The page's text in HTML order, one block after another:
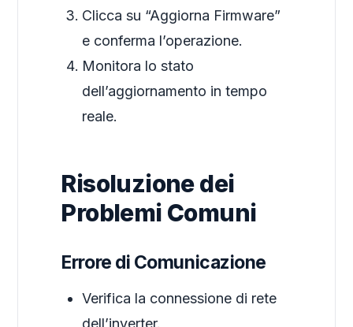
Clicca su “Aggiorna Firmware”
e conferma l’operazione.
Monitora lo stato
dell’aggiornamento in tempo
reale.
Risoluzione dei
Problemi Comuni
Errore di Comunicazione
Verifica la connessione di rete